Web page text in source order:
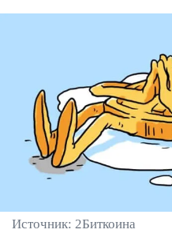
Источник: 2Биткоина